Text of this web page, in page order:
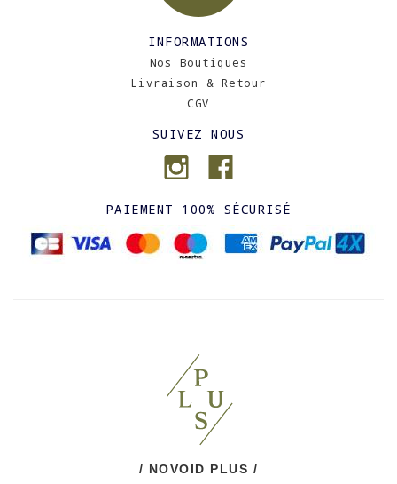
INFORMATIONS
Nos Boutiques
Livraison & Retour
CGV
SUIVEZ NOUS
PAIEMENT 100% SÉCURISÉ
/ NOVOID PLUS /